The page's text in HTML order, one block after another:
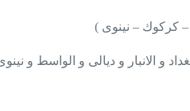
– كركوك – نينوى )
و الانبار و ديالى و الواسط و